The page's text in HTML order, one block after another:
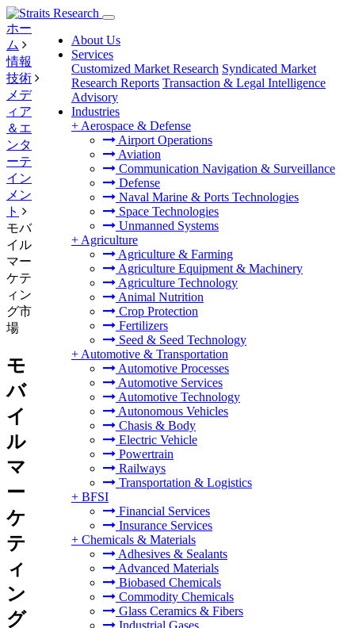
About Us
Services
Customized Market Research Syndicated Market
Research Reports Transaction & Legal Intelligence
Advisory
Industries
+ Aerospace & Defense
Airport Operations
Aviation
Communication Navigation & Surveillance
Defense
Naval Marine & Ports Technologies
Space Technologies
Unmanned Systems
+ Agriculture
Agriculture & Farming
Agriculture Equipment & Machinery
Agriculture Technology
Animal Nutrition
Crop Protection
Fertilizers
Seed & Seed Technology
+ Automotive & Transportation
Automotive Processes
Automotive Services
Automotive Technology
Autonomous Vehicles
Chasis & Body
Electric Vehicle
Powertrain
Railways
Transportation & Logistics
+ BFSI
Financial Services
Insurance Services
+ Chemicals & Materials
Adhesives & Sealants
Advanced Materials
Biobased Chemicals
Commodity Chemicals
Glass Ceramics & Fibers
Industrial Gases
ホー
ム
情報
技術
メデ
ィア
＆エ
ンタ
ーテ
イン
メン
ト
モバ
イル
マー
ケテ
ィン
グ市
場
モ
バ
イ
ル
マ
ー
ケ
テ
ィ
ン
グ